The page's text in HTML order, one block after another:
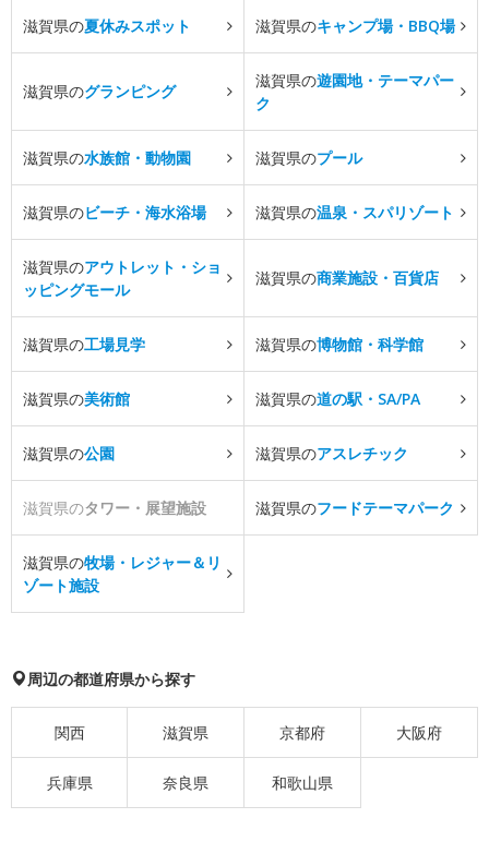
滋賀県の夏休みスポット 滋賀県のキャンプ場・BBQ場
滋賀県のグランピング
滋賀県の遊園地・テーマパー
ク
滋賀県の水族館・動物園 滋賀県のプール
滋賀県のビーチ・海水浴場 滋賀県の温泉・スパリゾート
滋賀県のアウトレット・ショ
ッピングモール
滋賀県の商業施設・百貨店
滋賀県の工場見学 滋賀県の博物館・科学館
滋賀県の美術館 滋賀県の道の駅・SA/PA
滋賀県の公園 滋賀県のアスレチック
滋賀県のタワー・展望施設 滋賀県のフードテーマパーク
滋賀県の牧場・レジャー＆リ
ゾート施設
周辺の都道府県から探す
関西 滋賀県 京都府 大阪府
兵庫県 奈良県 和歌山県